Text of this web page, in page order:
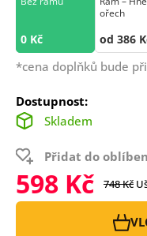
0 Kč
ořech
od 386
*cena doplňků bude
Dostupnost:
Skladem
Přidat do
598 Kč 748 Kč